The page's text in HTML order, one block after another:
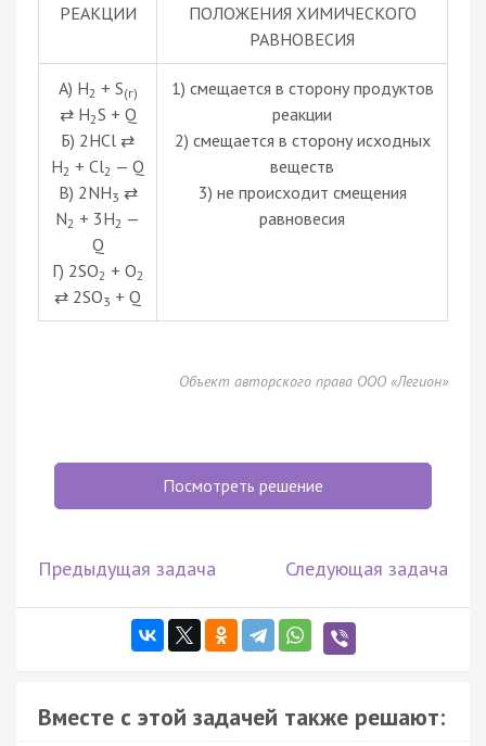
РЕАКЦИИ
ПОЛОЖЕНИЯ ХИМИЧЕСКОГО
РАВНОВЕСИЯ
А) Н2 + S(г)
⇄ Н2S + Q
Б) 2НСl ⇄
Н2 + Сl2 — Q
В) 2NH3 ⇄
N2 + 3H2 —
Q
Г) 2SO2 + O2
⇄ 2SO3 + Q
1) смещается в сторону продуктов
реакции
2) смещается в сторону исходных
веществ
3) не происходит смещения
равновесия
Объект авторского права ООО «Легион»
Посмотреть решение
Предыдущая задача Следующая задача
Вместе с этой задачей также решают: